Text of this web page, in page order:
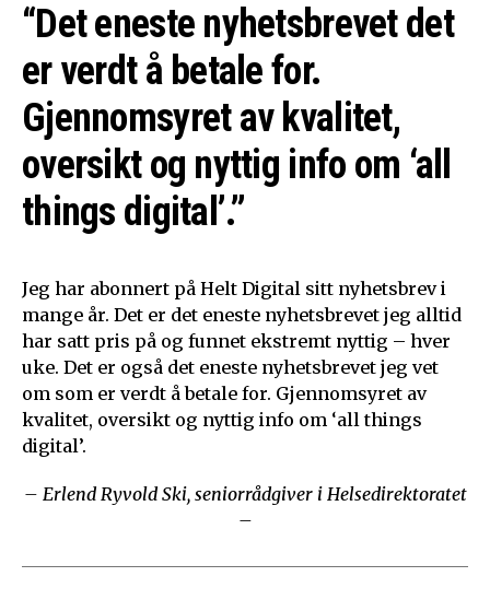
“Det eneste nyhetsbrevet det
er verdt å betale for.
Gjennomsyret av kvalitet,
oversikt og nyttig info om ‘all
things digital’.”
Jeg har abonnert på Helt Digital sitt nyhetsbrev i
mange år. Det er det eneste nyhetsbrevet jeg alltid
har satt pris på og funnet ekstremt nyttig – hver
uke. Det er også det eneste nyhetsbrevet jeg vet
om som er verdt å betale for. Gjennomsyret av
kvalitet, oversikt og nyttig info om ‘all things
digital’.
– Erlend Ryvold Ski, seniorrådgiver i Helsedirektoratet
–